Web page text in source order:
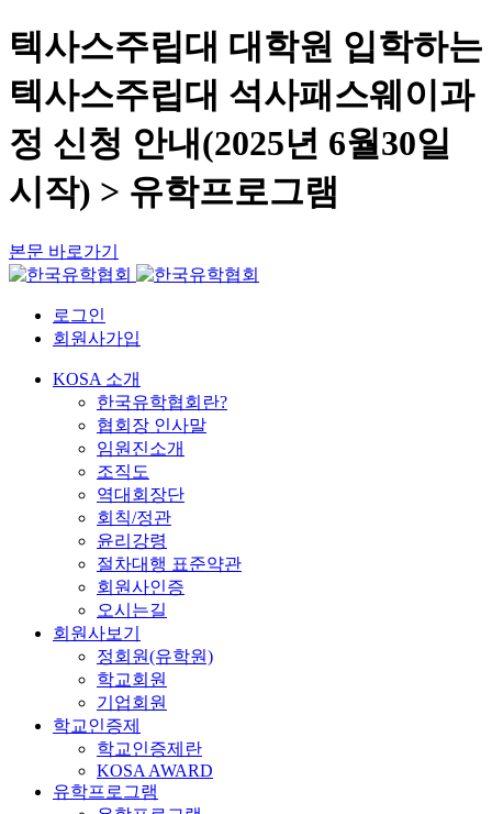
텍사스주립대 대학원 입학하는
텍사스주립대 석사패스웨이과
정 신청 안내(2025년 6월30일
시작) > 유학프로그램
본문 바로가기
로그인
회원사가입
KOSA 소개
한국유학협회란?
협회장 인사말
임원진소개
조직도
역대회장단
회칙/정관
윤리강령
절차대행 표준약관
회원사인증
오시는길
회원사보기
정회원(유학원)
학교회원
기업회원
학교인증제
학교인증제란
KOSA AWARD
유학프로그램